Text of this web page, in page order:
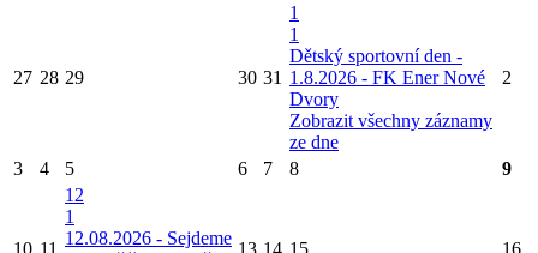
27 28 29 30 31
1
1
Dětský sportovní den -
1.8.2026 - FK Ener Nové
Dvory
Zobrazit všechny záznamy
ze dne
2
3 4 5 6 7 8 9
10 11
12
1
12.08.2026 - Sejdeme
13 14 15 16